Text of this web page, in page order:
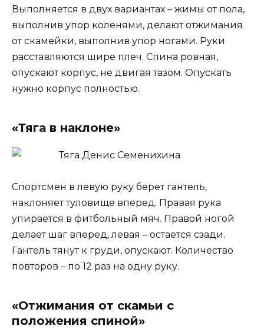
Выполняется в двух вариантах – жимы от пола,
выполнив упор коленями, делают отжимания
от скамейки, выполнив упор ногами. Руки
расставляются шире плеч. Спина ровная,
опускают корпус, не двигая тазом. Опускать
нужно корпус полностью.
«Тяга в наклоне»
Спортсмен в левую руку берет гантель,
наклоняет туловище вперед. Правая рука
упирается в фитбольный мяч. Правой ногой
делает шаг вперед, левая – остается сзади.
Гантель тянут к груди, опускают. Количество
повторов – по 12 раз на одну руку.
«Отжимания от скамьи с
положения спиной»